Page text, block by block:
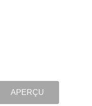
APERÇU